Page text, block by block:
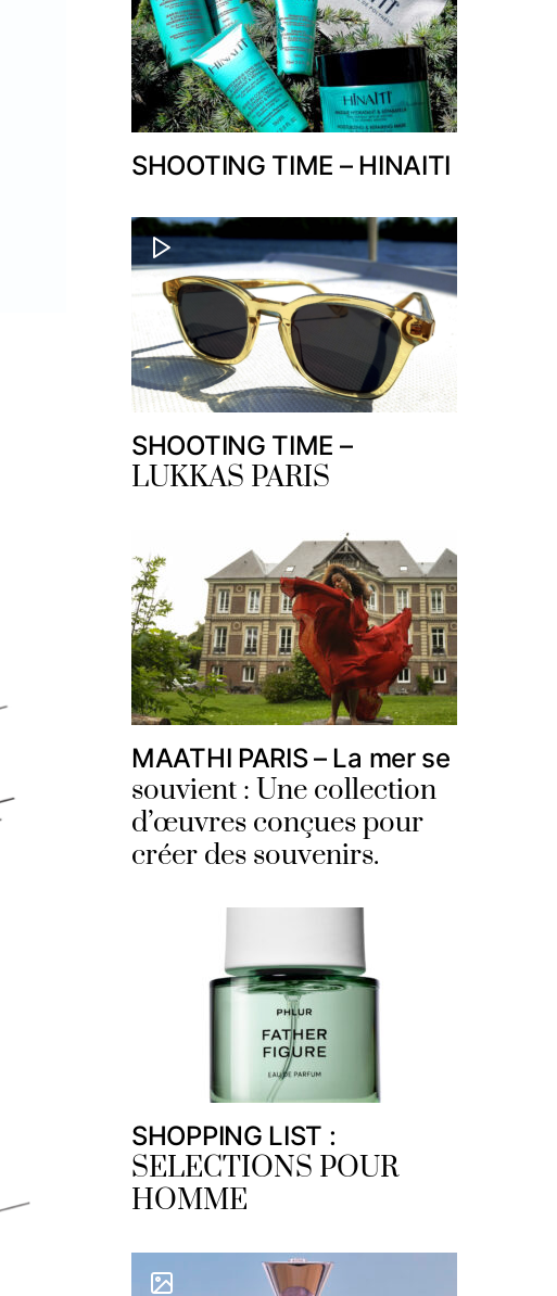
SHOOTING TIME – HINAITI
SHOOTING TIME –
LUKKAS PARIS
MAATHI PARIS – La mer se
souvient : Une collection
d’œuvres conçues pour
créer des souvenirs.
SHOPPING LIST :
SELECTIONS POUR
HOMME